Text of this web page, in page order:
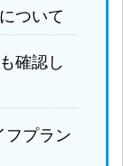
ついて
確認し
フプラン